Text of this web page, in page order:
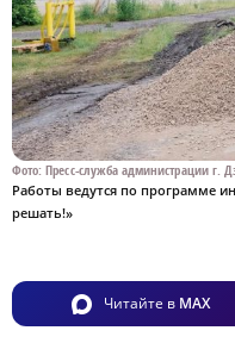
Фото: Пресс-служба администрации г.
Работы ведутся по программе
решать!»
Читайте в MAX